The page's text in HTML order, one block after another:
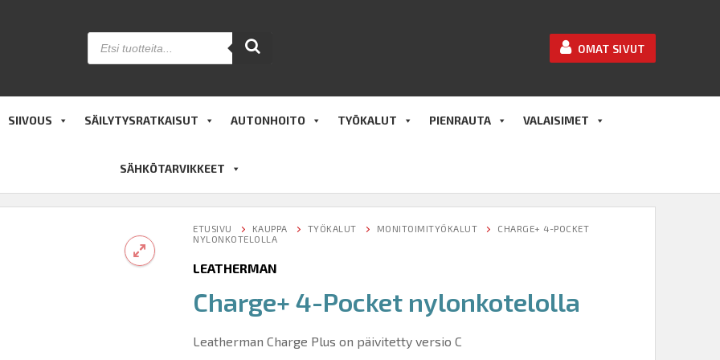
Products
search
OMAT SIVUT
SIIVOUS SÄILYTYSRATKAISUT AUTONHOITO TYÖKALUT PIENRAUTA VALAISIMET
SÄHKÖTARVIKKEET
ETUSIVU KAUPPA TYÖKALUT MONITOIMITYÖKALUT
CHARGE+ 4-POCKET
NYLONKOTELOLLA
LEATHERMAN
Charge+ 4-Pocket nylonkotelolla
Leatherman Charge Plus on päivitetty versio C